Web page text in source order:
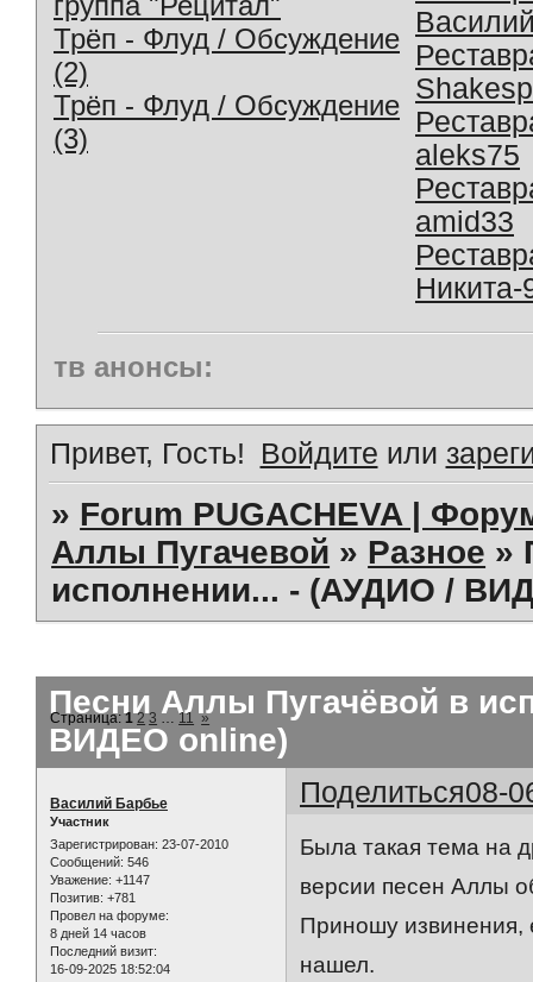
Трёп - Флуд / Обсуждение
(2)
Трёп - Флуд / Обсуждение
(3)
aleks75
amid33
Никита-
тв анонсы:
Привет, Гость! Войдите или
» Forum PUGACHEVA |
Аллы Пугачевой » Разное »
исполнении... - (АУДИО /
Песни Аллы Пугачёвой в
ВИДЕО online)
Страница:1 2 3 … 11 »
Поделиться08-
Василий Барбье
Участник
Зарегистрирован: 23-07-2010
Сообщений: 546
Уважение: +1147
Позитив: +781
Провел на форуме:
8 дней 14 часов
Последний визит:
16-09-2025 18:52:04
Была такая тема на
версии песен Аллы
Приношу извинения,
нашел.